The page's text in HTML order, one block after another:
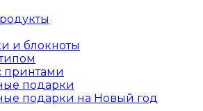
и блокноты
принтами
подарки
подарки на Новый год